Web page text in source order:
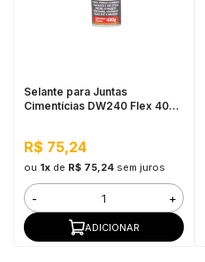
Selante para Juntas
Cimentícias DW240 Flex 400G
R$ 75,24
ou 1xde R$ 75,24 sem juros
- +
ADICIONAR